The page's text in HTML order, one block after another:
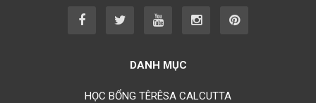
Chúc mừng bổn mạng Chị Rosa Nguyễn Mến Quý 23/08
DANH MỤC
HỌC BỔNG TÊRÊSA CALCUTTA